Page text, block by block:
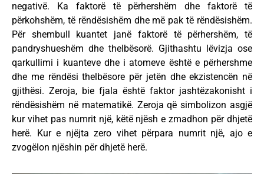
negativë. Ka faktorë të përhershëm dhe faktorë të
përkohshëm, të rëndësishëm dhe më pak të rëndësishëm.
Për shembull kuantet janë faktorë të përhershëm, të
pandryshueshëm dhe thelbësorë. Gjithashtu lëvizja ose
qarkullimi i kuanteve dhe i atomeve është e përhershme
dhe me rëndësi thelbësore për jetën dhe ekzistencën në
gjithësi. Zeroja, bie fjala është faktor jashtëzakonisht i
rëndësishëm në matematikë. Zeroja që simbolizon asgjë
kur vihet pas numrit një, këtë njësh e zmadhon për dhjetë
herë. Kur e njëjta zero vihet përpara numrit një, ajo e
zvogëlon njëshin për dhjetë herë.